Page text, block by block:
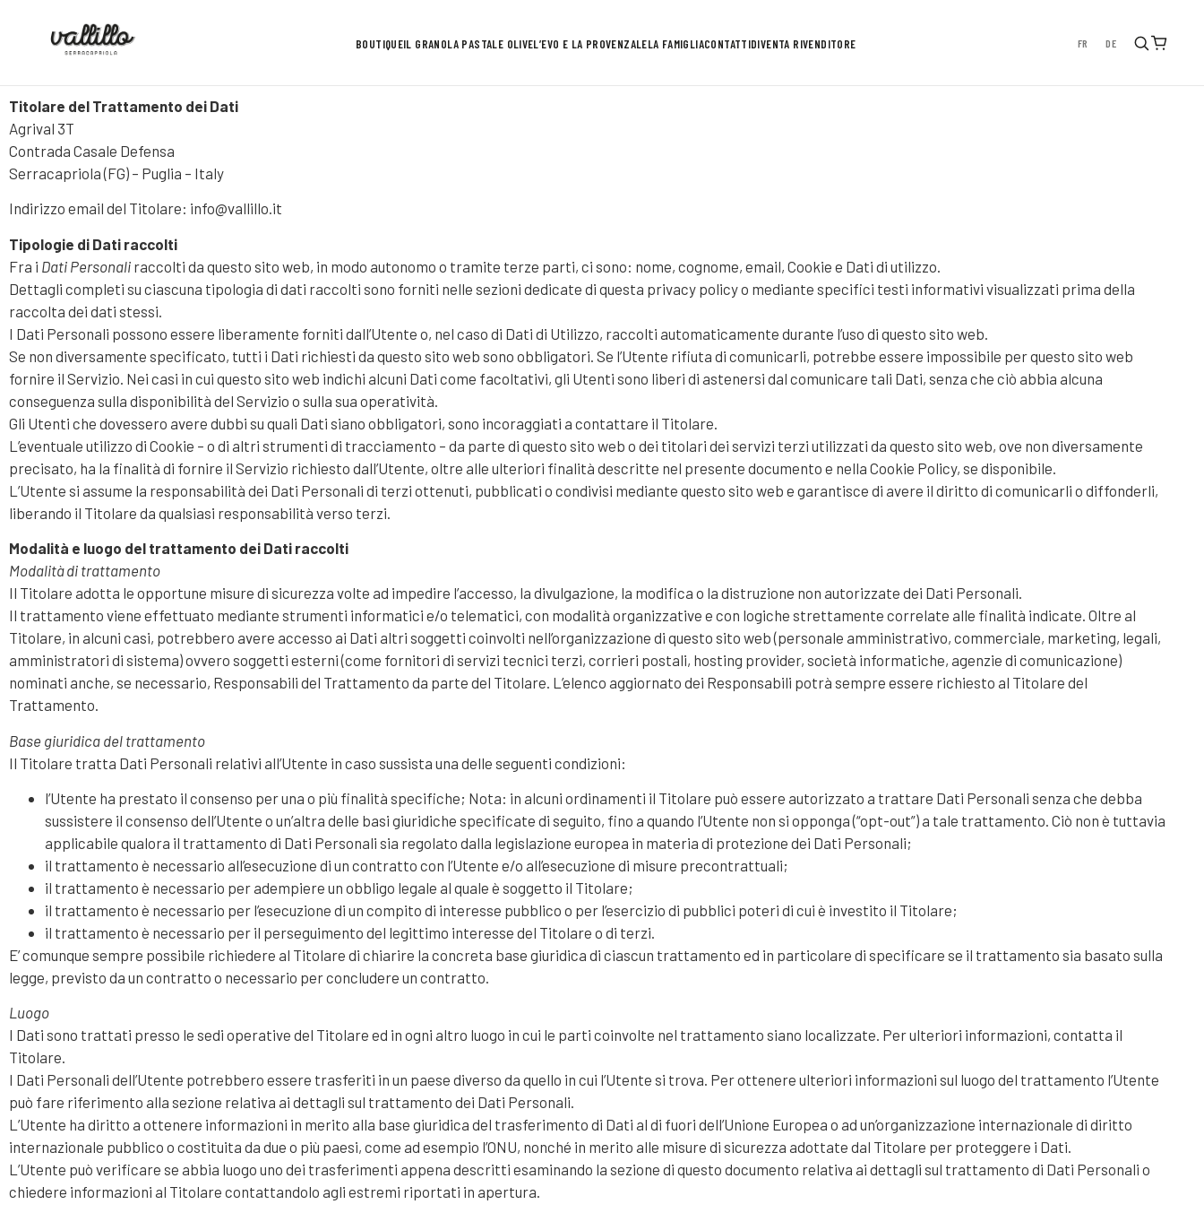
BOUTIQUEIL GRANOLA PASTALE OLIVEL’EVO E LA PROVENZALELA FAMIGLIACONTATTIDIVENTA RIVENDITORE FR DE
Titolare del Trattamento dei Dati
Agrival 3T
Contrada Casale Defensa
Serracapriola (FG) – Puglia – Italy
Indirizzo email del Titolare: info@vallillo.it
Tipologie di Dati raccolti
Fra i Dati Personali raccolti da questo sito web, in modo autonomo o tramite terze parti, ci sono: nome, cognome, email, Cookie e Dati di utilizzo.
Dettagli completi su ciascuna tipologia di dati raccolti sono forniti nelle sezioni dedicate di questa privacy policy o mediante specifici testi informativi visualizzati prima della
raccolta dei dati stessi.
I Dati Personali possono essere liberamente forniti dall’Utente o, nel caso di Dati di Utilizzo, raccolti automaticamente durante l’uso di questo sito web.
Se non diversamente specificato, tutti i Dati richiesti da questo sito web sono obbligatori. Se l’Utente rifiuta di comunicarli, potrebbe essere impossibile per questo sito web
fornire il Servizio. Nei casi in cui questo sito web indichi alcuni Dati come facoltativi, gli Utenti sono liberi di astenersi dal comunicare tali Dati, senza che ciò abbia alcuna
conseguenza sulla disponibilità del Servizio o sulla sua operatività.
Gli Utenti che dovessero avere dubbi su quali Dati siano obbligatori, sono incoraggiati a contattare il Titolare.
L’eventuale utilizzo di Cookie – o di altri strumenti di tracciamento – da parte di questo sito web o dei titolari dei servizi terzi utilizzati da questo sito web, ove non diversamente
precisato, ha la finalità di fornire il Servizio richiesto dall’Utente, oltre alle ulteriori finalità descritte nel presente documento e nella Cookie Policy, se disponibile.
L’Utente si assume la responsabilità dei Dati Personali di terzi ottenuti, pubblicati o condivisi mediante questo sito web e garantisce di avere il diritto di comunicarli o diffonderli,
liberando il Titolare da qualsiasi responsabilità verso terzi.
Modalità e luogo del trattamento dei Dati raccolti
Modalità di trattamento
Il Titolare adotta le opportune misure di sicurezza volte ad impedire l’accesso, la divulgazione, la modifica o la distruzione non autorizzate dei Dati Personali.
Il trattamento viene effettuato mediante strumenti informatici e/o telematici, con modalità organizzative e con logiche strettamente correlate alle finalità indicate. Oltre al
Titolare, in alcuni casi, potrebbero avere accesso ai Dati altri soggetti coinvolti nell’organizzazione di questo sito web (personale amministrativo, commerciale, marketing, legali,
amministratori di sistema) ovvero soggetti esterni (come fornitori di servizi tecnici terzi, corrieri postali, hosting provider, società informatiche, agenzie di comunicazione)
nominati anche, se necessario, Responsabili del Trattamento da parte del Titolare. L’elenco aggiornato dei Responsabili potrà sempre essere richiesto al Titolare del
Trattamento.
Base giuridica del trattamento
Il Titolare tratta Dati Personali relativi all’Utente in caso sussista una delle seguenti condizioni:
l’Utente ha prestato il consenso per una o più finalità specifiche; Nota: in alcuni ordinamenti il Titolare può essere autorizzato a trattare Dati Personali senza che debba
sussistere il consenso dell’Utente o un’altra delle basi giuridiche specificate di seguito, fino a quando l’Utente non si opponga (“opt-out”) a tale trattamento. Ciò non è tuttavia
applicabile qualora il trattamento di Dati Personali sia regolato dalla legislazione europea in materia di protezione dei Dati Personali;
il trattamento è necessario all’esecuzione di un contratto con l’Utente e/o all’esecuzione di misure precontrattuali;
il trattamento è necessario per adempiere un obbligo legale al quale è soggetto il Titolare;
il trattamento è necessario per l’esecuzione di un compito di interesse pubblico o per l’esercizio di pubblici poteri di cui è investito il Titolare;
il trattamento è necessario per il perseguimento del legittimo interesse del Titolare o di terzi.
E’ comunque sempre possibile richiedere al Titolare di chiarire la concreta base giuridica di ciascun trattamento ed in particolare di specificare se il trattamento sia basato sulla
legge, previsto da un contratto o necessario per concludere un contratto.
Luogo
I Dati sono trattati presso le sedi operative del Titolare ed in ogni altro luogo in cui le parti coinvolte nel trattamento siano localizzate. Per ulteriori informazioni, contatta il
Titolare.
I Dati Personali dell’Utente potrebbero essere trasferiti in un paese diverso da quello in cui l’Utente si trova. Per ottenere ulteriori informazioni sul luogo del trattamento l’Utente
può fare riferimento alla sezione relativa ai dettagli sul trattamento dei Dati Personali.
L’Utente ha diritto a ottenere informazioni in merito alla base giuridica del trasferimento di Dati al di fuori dell’Unione Europea o ad un’organizzazione internazionale di diritto
internazionale pubblico o costituita da due o più paesi, come ad esempio l’ONU, nonché in merito alle misure di sicurezza adottate dal Titolare per proteggere i Dati.
L’Utente può verificare se abbia luogo uno dei trasferimenti appena descritti esaminando la sezione di questo documento relativa ai dettagli sul trattamento di Dati Personali o
chiedere informazioni al Titolare contattandolo agli estremi riportati in apertura.